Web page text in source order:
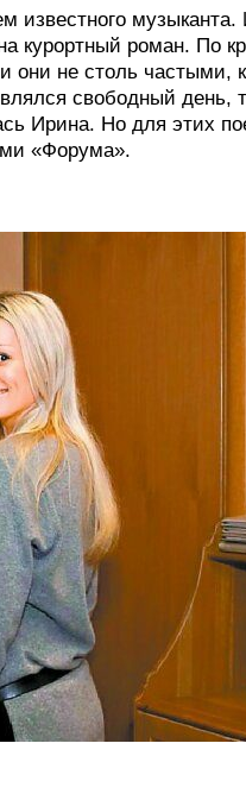
известного музыканта.
курортный роман. По
не столь частыми,
свободный день,
Ирина. Но для этих
«Форума».